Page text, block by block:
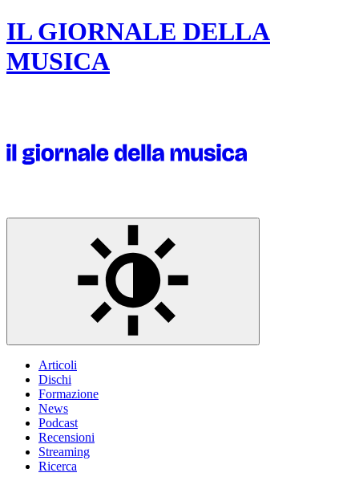
IL GIORNALE DELLA
MUSICA
Articoli
Dischi
Formazione
News
Podcast
Recensioni
Streaming
Ricerca